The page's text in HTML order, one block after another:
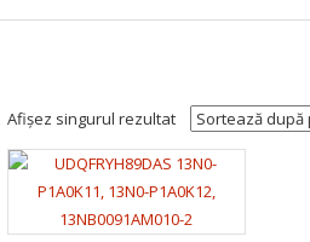
Notebook-
Macbook-
uri
Afișez singurul rezultat